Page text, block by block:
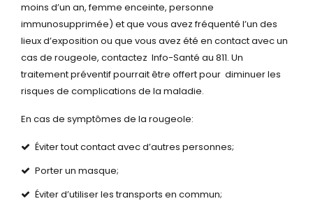
moins d’un an, femme enceinte, personne
immunosupprimée) et que vous avez fréquenté l’un des
lieux d’exposition ou que vous avez été en contactavec un
cas de rougeole, contactez Info-Santé au 811. Un
traitement préventif pourrait être offert pour diminuer les
risques de complications de la maladie.
En cas de symptômes de la rougeole:
Éviter tout contact avec d’autres personnes;
Porter un masque;
Éviter d’utiliser les transports en commun;